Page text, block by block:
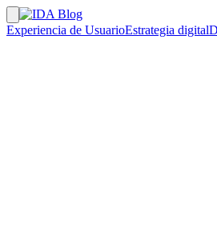
Experiencia de UsuarioEstrategia digital